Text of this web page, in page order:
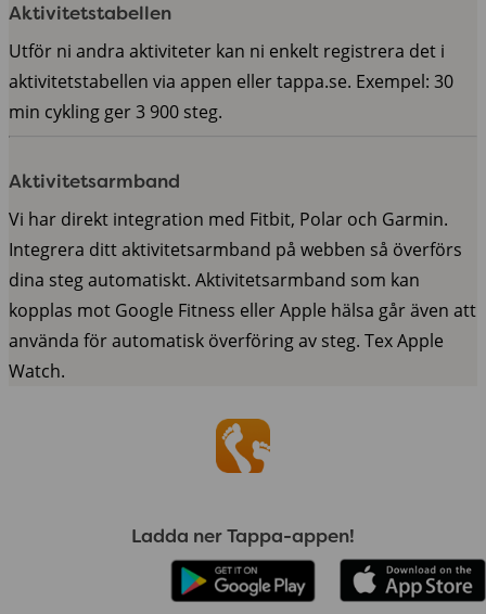
Aktivitetstabellen
Utför ni andra aktiviteter kan ni enkelt registrera det i
aktivitetstabellen via appen eller tappa.se. Exempel: 30
min cykling ger 3 900 steg.
Aktivitetsarmband
Vi har direkt integration med Fitbit, Polar och Garmin.
Integrera ditt aktivitetsarmband på webben så överförs
dina steg automatiskt. Aktivitetsarmband som kan
kopplas mot Google Fitness eller Apple hälsa går även att
använda för automatisk överföring av steg. Tex Apple
Watch.
Ladda ner Tappa-appen!